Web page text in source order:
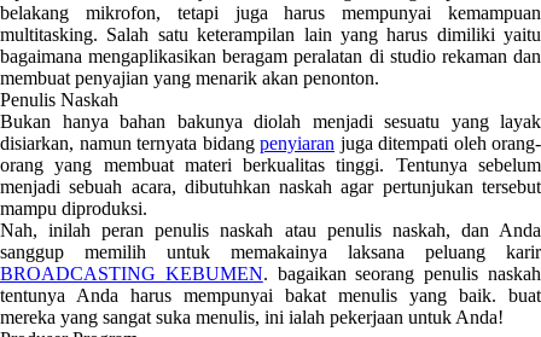
belakang mikrofon, tetapi juga harus mempunyai kemampuan
multitasking. Salah satu keterampilan lain yang harus dimiliki yaitu
bagaimana mengaplikasikan beragam peralatan di studio rekaman dan
membuat penyajian yang menarik akan penonton.
Penulis Naskah
Bukan hanya bahan bakunya diolah menjadi sesuatu yang layak
disiarkan, namun ternyata bidang penyiaran juga ditempati oleh orang-
orang yang membuat materi berkualitas tinggi. Tentunya sebelum
menjadi sebuah acara, dibutuhkan naskah agar pertunjukan tersebut
mampu diproduksi.
Nah, inilah peran penulis naskah atau penulis naskah, dan Anda
sanggup memilih untuk memakainya laksana peluang karir
BROADCASTING KEBUMEN. bagaikan seorang penulis naskah
tentunya Anda harus mempunyai bakat menulis yang baik. buat
mereka yang sangat suka menulis, ini ialah pekerjaan untuk Anda!